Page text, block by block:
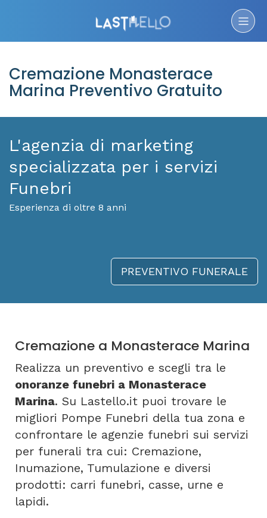
Cremazione Monasterace
Marina Preventivo Gratuito
L'agenzia di marketing
specializzata per i servizi
Funebri
Esperienza di oltre 8 anni
PREVENTIVO FUNERALE
Cremazione a Monasterace Marina
Realizza un preventivo e scegli tra le
onoranze funebri a Monasterace
Marina. Su Lastello.it puoi trovare le
migliori Pompe Funebri della tua zona e
confrontare le agenzie funebri sui servizi
per funerali tra cui: Cremazione,
Inumazione, Tumulazione e diversi
prodotti: carri funebri, casse, urne e
lapidi.